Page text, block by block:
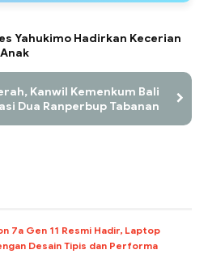
Yahukimo Hadirkan Kecerian
Kanwil Kemenkum Bali
Dua Ranperbup Tabanan
7a Gen 11 Resmi Hadir, Laptop
Desain Tipis dan Performa